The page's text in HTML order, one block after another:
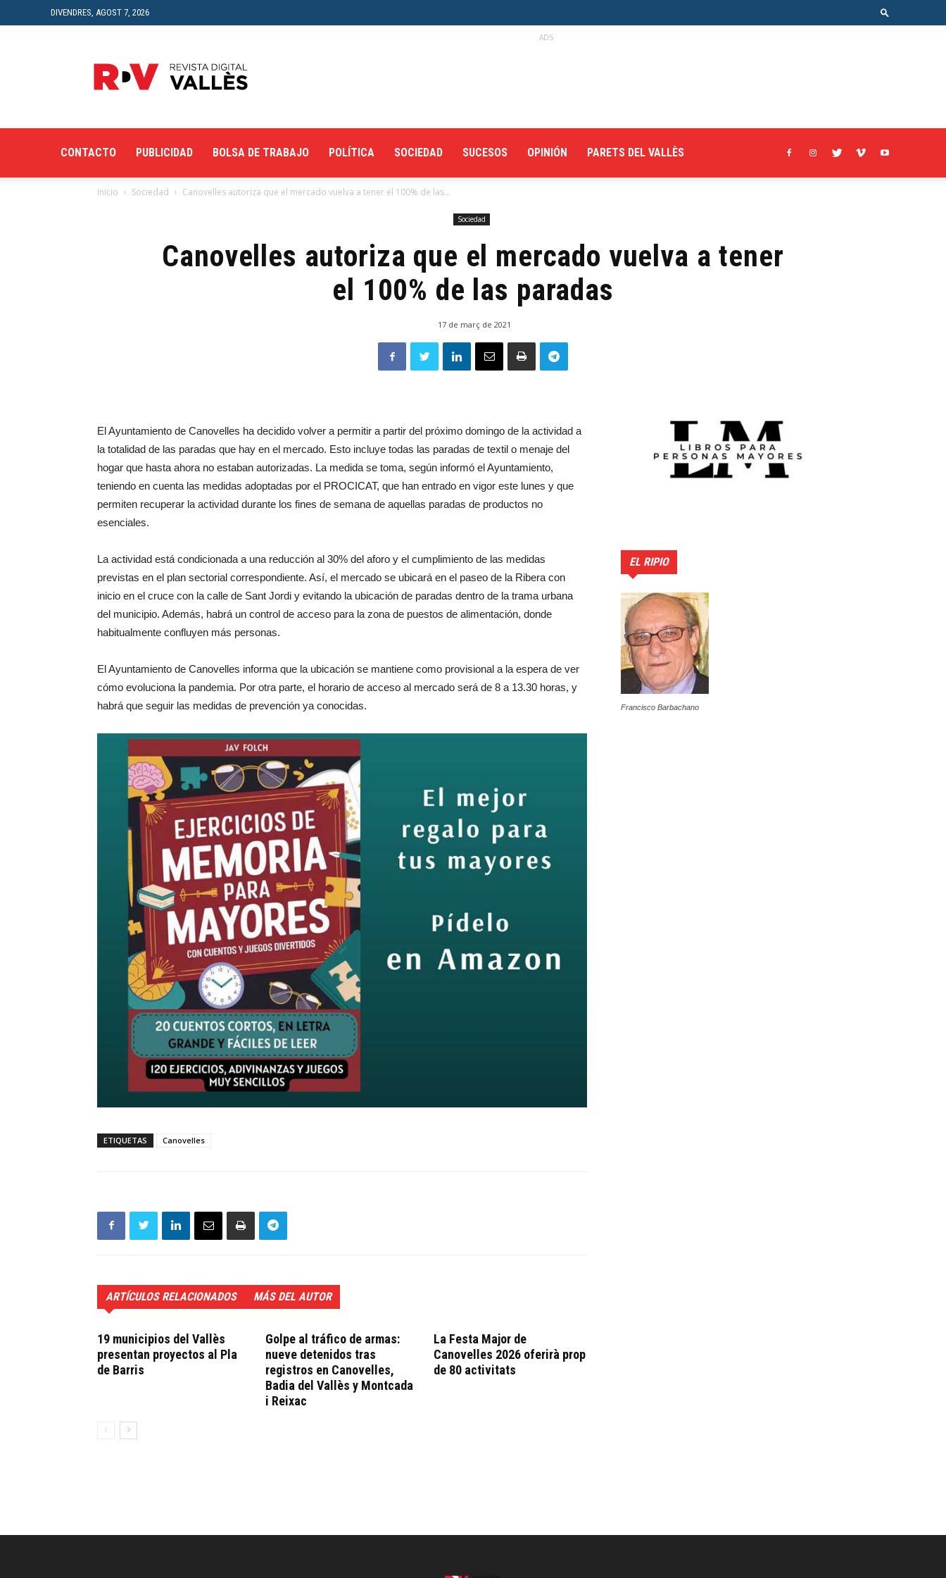
DIVENDRES, AGOST 7, 2026
Digital
del
ADS
CONTACTO PUBLICIDAD BOLSA DE TRABAJO POLÍTICA SOCIEDAD SUCESOS OPINIÓN PARETS DEL VALLÈS
Inicio Sociedad Canovelles autoriza que el mercado vuelva a tener el 100% de las...
Sociedad
Canovelles autoriza que el mercado vuelva a tener
el 100% de las paradas
17 de març de 2021
El Ayuntamiento de Canovelles ha decidido volver a permitir a partir del próximo domingo de la actividad a
la totalidad de las paradas que hay en el mercado. Esto incluye todas las paradas de textil o menaje del
hogar que hasta ahora no estaban autorizadas. La medida se toma, según informó el Ayuntamiento,
teniendo en cuenta las medidas adoptadas por el PROCICAT, que han entrado en vigor este lunes y que
permiten recuperar la actividad durante los fines de semana de aquellas paradas de productos no
esenciales.
La actividad está condicionada a una reducción al 30% del aforo y el cumplimiento de las medidas
previstas en el plan sectorial correspondiente. Así, el mercado se ubicará en el paseo de la Ribera con
inicio en el cruce con la calle de Sant Jordi y evitando la ubicación de paradas dentro de la trama urbana
del municipio. Además, habrá un control de acceso para la zona de puestos de alimentación, donde
habitualmente confluyen más personas.
El Ayuntamiento de Canovelles informa que la ubicación se mantiene como provisional a la espera de ver
cómo evoluciona la pandemia. Por otra parte, el horario de acceso al mercado será de 8 a 13.30 horas, y
habrá que seguir las medidas de prevención ya conocidas.
ETIQUETAS Canovelles
ARTÍCULOS RELACIONADOS MÁS DEL AUTOR
19 municipios del Vallès
presentan proyectos al Pla
de Barris
Golpe al tráfico de armas:
nueve detenidos tras
registros en Canovelles,
Badia del Vallès y Montcada
i Reixac
La Festa Major de
Canovelles 2026 oferirà prop
de 80 activitats
EL RIPIO
Francisco Barbachano